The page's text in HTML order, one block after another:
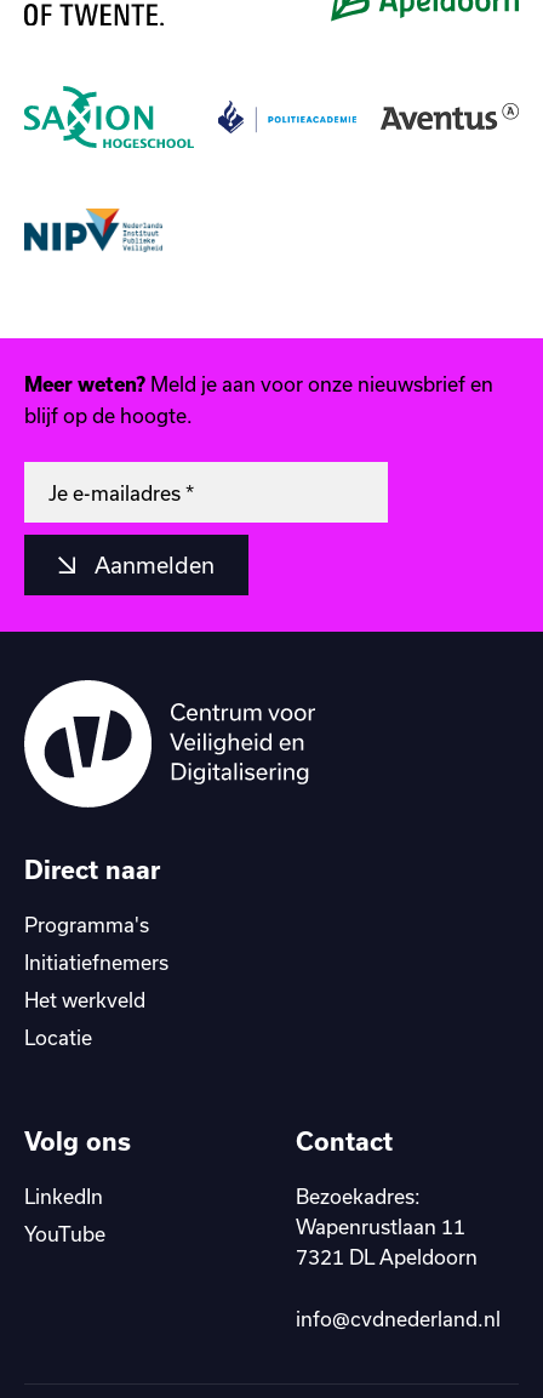
Meer weten? Meld je aan voor onze nieuwsbrief en
blijf op de hoogte.
Aanmelden
Direct naar
Programma's
Initiatiefnemers
Het werkveld
Locatie
Volg ons
LinkedIn
YouTube
Contact
Bezoekadres:
Wapenrustlaan 11
7321 DL Apeldoorn
info@cvdnederland.nl